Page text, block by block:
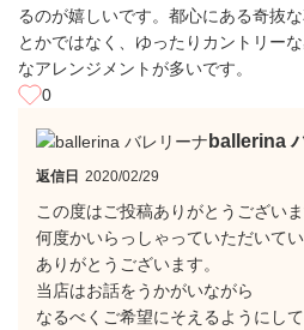
るのが嬉しいです。都心にある奇抜
とかではなく、ゆったりカントリー
なアレンジメントが多いです。
0
ballerina
返信日 2020/02/29
この度はご投稿ありがとうございま
何度かいらっしゃっていただいてい
ありがとうございます。
当店はお話をうかがいながら
なるべくご希望にそえるようにし